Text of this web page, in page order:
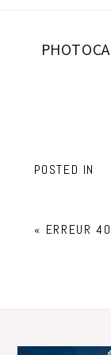
POSTED IN
« ERREUR